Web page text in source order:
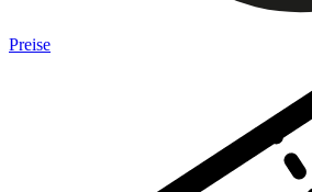
Preise